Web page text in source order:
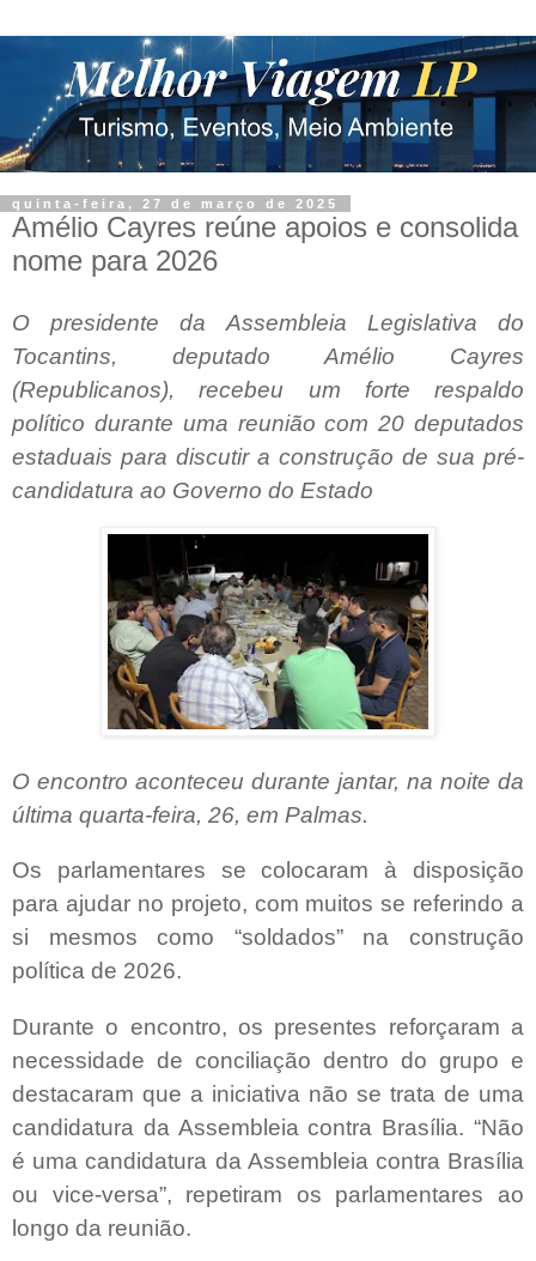
quinta-feira, 27 de março de 2025
Amélio Cayres reúne apoios e consolida
nome para 2026
O presidente da Assembleia Legislativa do
Tocantins, deputado Amélio Cayres
(Republicanos), recebeu um forte respaldo
político durante uma reunião com 20 deputados
estaduais para discutir a construção de sua pré-
candidatura ao Governo do Estado
O encontro aconteceu durante jantar, na noite da
última quarta-feira, 26, em Palmas.
Os parlamentares se colocaram à disposição
para ajudar no projeto, com muitos se referindo a
si mesmos como “soldados” na construção
política de 2026.
Durante o encontro, os presentes reforçaram a
necessidade de conciliação dentro do grupo e
destacaram que a iniciativa não se trata de uma
candidatura da Assembleia contra Brasília. “Não
é uma candidatura da Assembleia contra Brasília
ou vice-versa”, repetiram os parlamentares ao
longo da reunião.